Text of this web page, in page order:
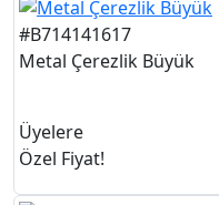
#B714141617
Metal Çerezlik Büyük
Üyelere
Özel Fiyat!